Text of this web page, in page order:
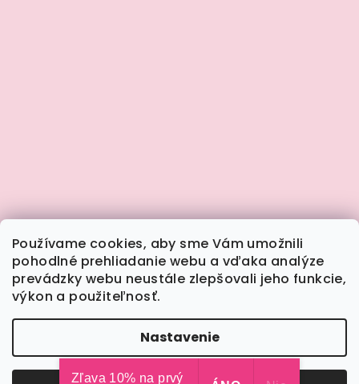
Používame cookies, aby sme Vám umožnili
pohodlné prehliadanie webu a vďaka analýze
prevádzky webu neustále zlepšovali jeho funkcie,
výkon a použiteľnosť.
Nastavenie
Sledovať na Instagrame
Copyright 2026Calimera.sk. Všetky práva
vyhradené.Upraviť nastavenie cookies
Zľava 10% na prvý